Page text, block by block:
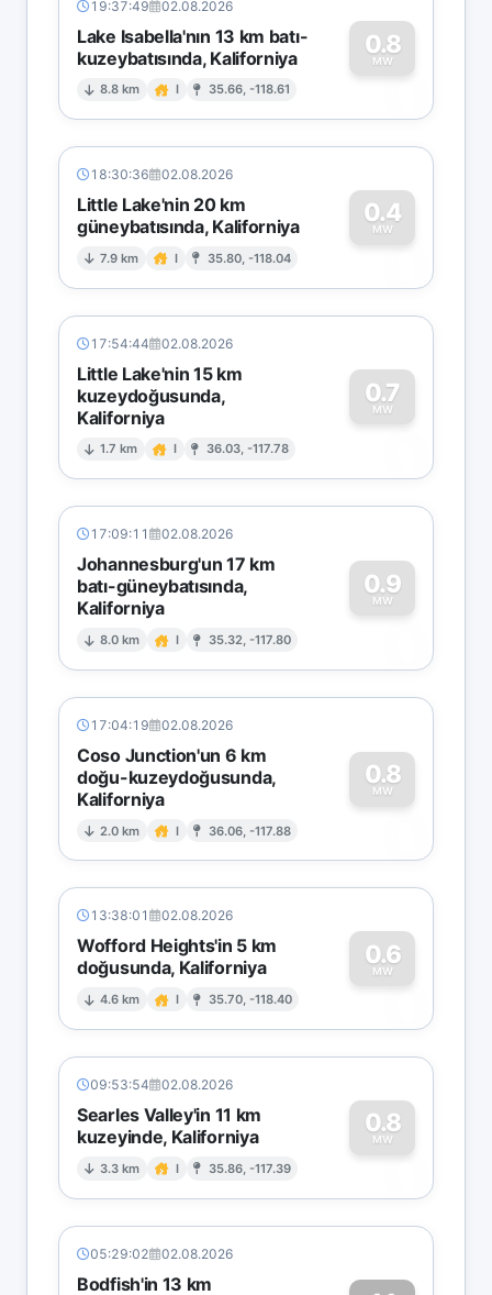
19:37:49 02.08.2026
Lake Isabella'nın 13 km batı-
kuzeybatısında, Kaliforniya
8.8 km I 35.66, -118.61
0.8
MW
0
18:30:36 02.08.2026
Little Lake'nin 20 km
güneybatısında, Kaliforniya
7.9 km I 35.80, -118.04
0.4
MW
0
17:54:44 02.08.2026
Little Lake'nin 15 km
kuzeydoğusunda,
Kaliforniya
1.7 km I 36.03, -117.78
0.7
MW
0
17:09:11 02.08.2026
Johannesburg'un 17 km
batı-güneybatısında,
Kaliforniya
8.0 km I 35.32, -117.80
0.9
MW
0
17:04:19 02.08.2026
Coso Junction'un 6 km
doğu-kuzeydoğusunda,
Kaliforniya
2.0 km I 36.06, -117.88
0.8
MW
0
13:38:01 02.08.2026
Wofford Heights'in 5 km
doğusunda, Kaliforniya
4.6 km I 35.70, -118.40
0.6
MW
0
09:53:54 02.08.2026
Searles Valley'in 11 km
kuzeyinde, Kaliforniya
3.3 km I 35.86, -117.39
0.8
MW
0
05:29:02 02.08.2026
Bodfish'in 13 km